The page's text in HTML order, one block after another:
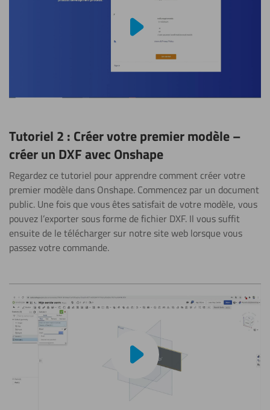
Lire la vidéo
Tutoriel 2 : Créer votre premier modèle –
créer un DXF avec Onshape
Regardez ce tutoriel pour apprendre comment créer votre
premier modèle dans Onshape. Commencez par un document
public. Une fois que vous êtes satisfait de votre modèle, vous
pouvez l’exporter sous forme de fichier DXF. Il vous suffit
ensuite de le télécharger sur notre site web lorsque vous
passez votre commande.
Lire la vidéo